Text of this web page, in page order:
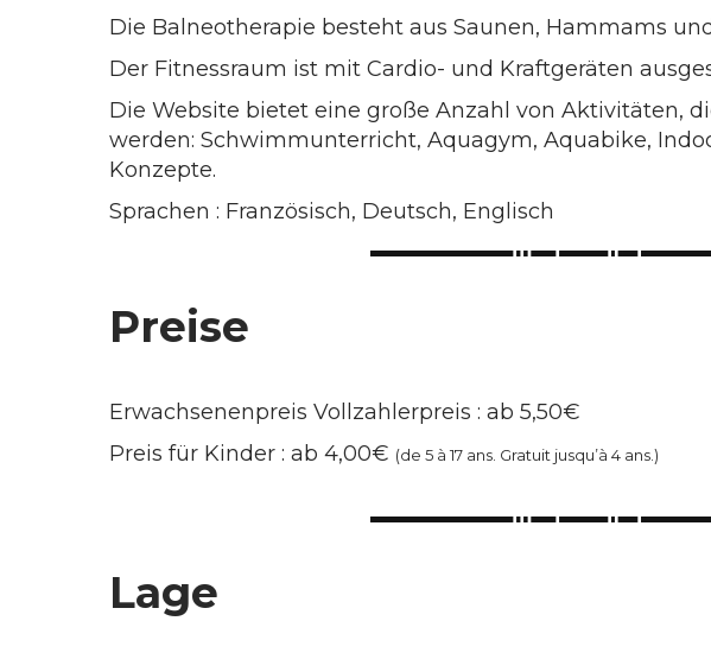
Die Balneotherapie besteht aus Saunen, Hammams
Der Fitnessraum ist mit Cardio- und Kraftgeräten
Die Website bietet eine große Anzahl von Aktivitäten,
werden: Schwimmunterricht, Aquagym, Aquabike,
Konzepte.
Sprachen : Französisch, Deutsch, Englisch
Preise
Erwachsenenpreis Vollzahlerpreis : ab 5,50€
Preis für Kinder : ab 4,00€ (de 5 à 17 ans. Gratuit jusqu’à 4 ans.)
Lage